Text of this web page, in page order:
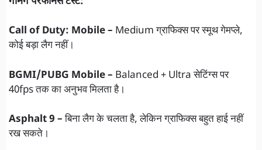
Call of Duty: Mobile – Medium ग्राफिक्स पर स्मूथ गेमप्ले,
कोई बड़ा लैग नहीं।
BGMI/PUBG Mobile – Balanced + Ultra सेटिंग्स पर
40fps तक का अनुभव मिलता है।
Asphalt 9 –बिना लैग के चलता है, लेकिन ग्राफिक्स बहुत हाई नहीं
रख सकते।